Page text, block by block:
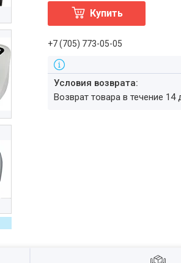
Купить
+7 (705) 773-05-05
возврат товара в течение